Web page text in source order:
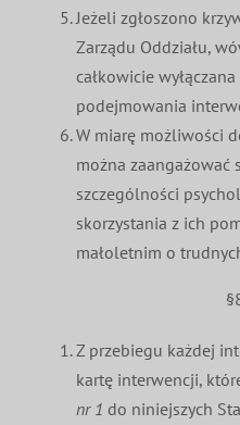
Jeżeli zgłoszono
Zarządu Oddziału,
całkowicie
podejmowania
W miarę możliwości
można zaangażować
szczególności
skorzystania z ich
małoletnim o
Z przebiegu każdej
kartę interwencji,
nr 1 do niniejszych